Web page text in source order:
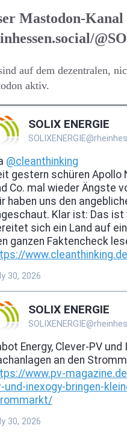
Mastodon-Kanal
auf dem dezentralen,
aktiv.